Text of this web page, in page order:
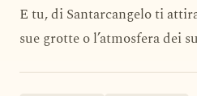
E tu, di Santarcangelo ti
sue grotte o l’atmosfera dei